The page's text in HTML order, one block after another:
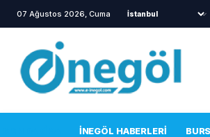
07 Ağustos 2026, Cuma • İnegöl Devlet
İNEGÖL HABERLERI